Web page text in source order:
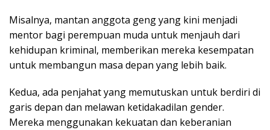
Misalnya, mantan anggota geng yang kini menjadi
mentor bagi perempuan muda untuk menjauh dari
kehidupan kriminal, memberikan mereka kesempatan
untuk membangun masa depan yang lebih baik.
Kedua, ada penjahat yang memutuskan untuk berdiri di
garis depan dan melawan ketidakadilan gender.
Mereka menggunakan kekuatan dan keberanian